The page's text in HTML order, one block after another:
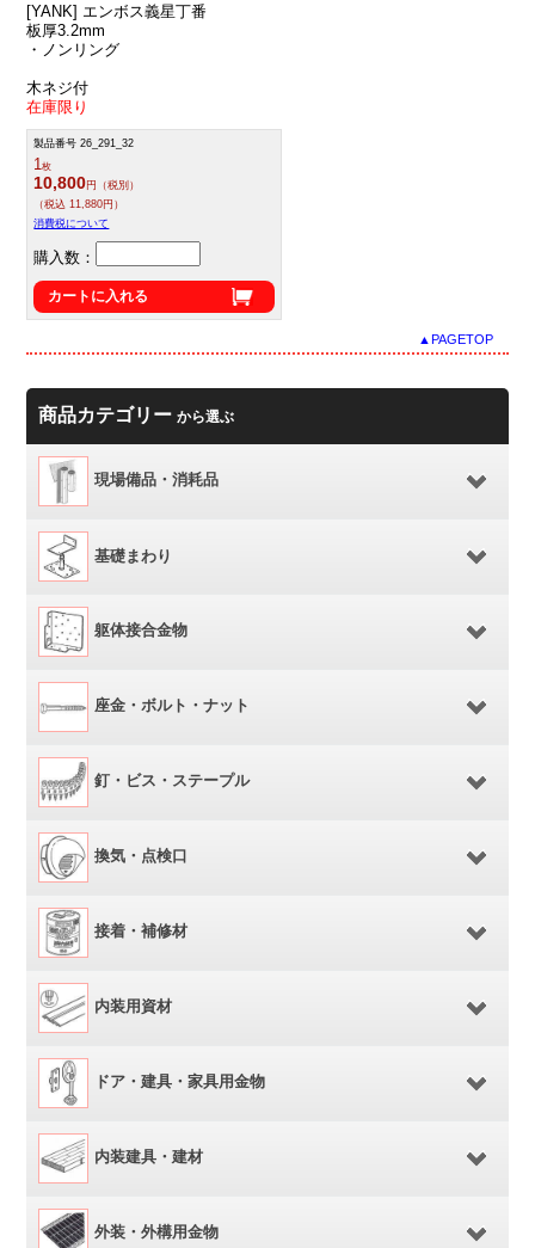
[YANK] エンボス義星丁番
板厚3.2mm
・ノンリング
木ネジ付
在庫限り
製品番号 26_291_32
1枚
10,800円（税別）
（税込 11,880円）
消費税について
購入数：
カートに入れる
▲PAGETOP
商品カテゴリーから選ぶ
現場備品・消耗品
基礎まわり
躯体接合金物
座金・ボルト・ナット
釘・ビス・ステープル
換気・点検口
接着・補修材
内装用資材
ドア・建具・家具用金物
内装建具・建材
外装・外構用金物